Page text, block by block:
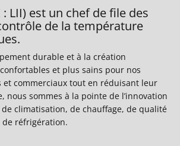
: LII) est un chef de file des
de la température
durable et à la création
et plus sains pour nos
commerciaux tout en réduisant leur
nous sommes à la pointe de l’innovation
de climatisation, de chauffage, de qualité
de réfrigération.